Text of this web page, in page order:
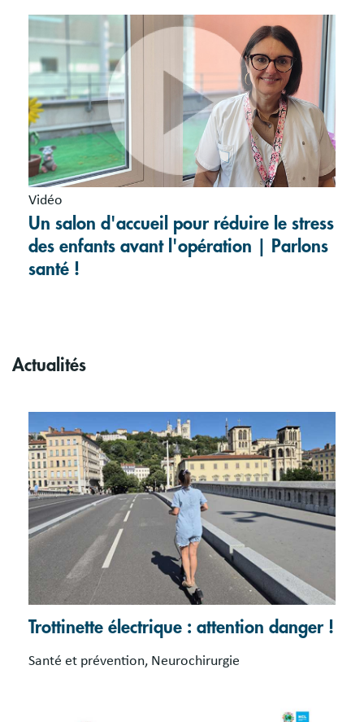
Vidéo
Un salon d'accueil pour réduire le stress
des enfants avant l'opération | Parlons
santé !
Actualités
Trottinette électrique : attention danger !
Santé et prévention, Neurochirurgie